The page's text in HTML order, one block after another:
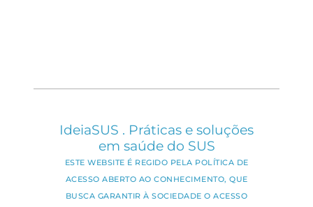
IdeiaSUS . Práticas e soluções
em saúde do SUS
ESTE WEBSITE É REGIDO PELA POLÍTICA DE
ACESSO ABERTO AO CONHECIMENTO, QUE
BUSCA GARANTIR À SOCIEDADE O ACESSO